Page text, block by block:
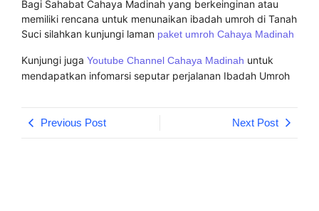
Bagi Sahabat Cahaya Madinah yang berkeinginan atau
memiliki rencana untuk menunaikan ibadah umroh di Tanah
Suci silahkan kunjungi laman paket umroh Cahaya Madinah
Kunjungi juga Youtube Channel Cahaya Madinah untuk
mendapatkan infomarsi seputar perjalanan Ibadah Umroh
Previous Post Next Post